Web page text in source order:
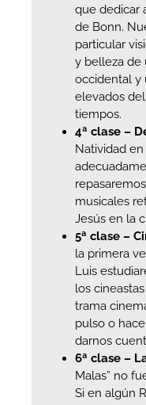
que dedicar
de Bonn.
particular
y belleza de
occidental y
elevados
tiempos.
4ª clase –
Natividad en
musicales
Jesús en la
5ª clase –
la primera
Luis
los
trama
pulso o
darnos
6ª clase –
Malas” no
Si en algún